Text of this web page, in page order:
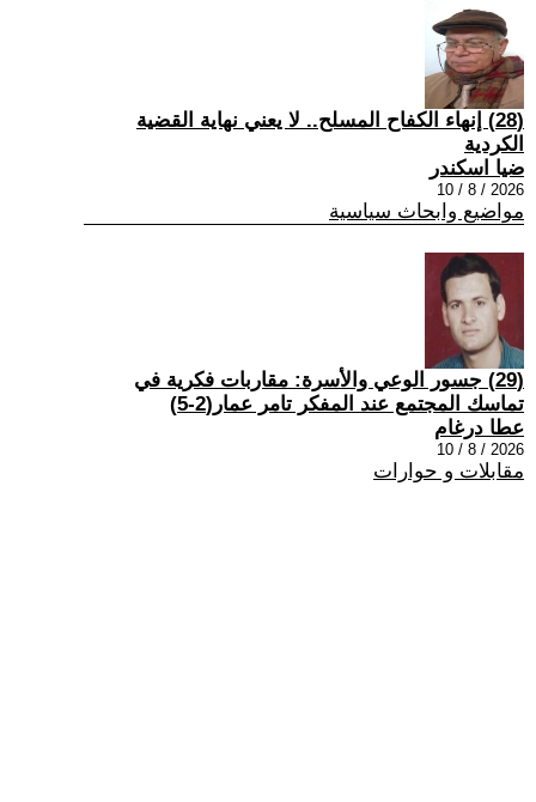
(28) إنهاء الكفاح المسلح.. لا يعني نهاية القضية
الكردية
ضيا اسكندر
2026 / 8 / 10
مواضيع وابحاث سياسية
(29) جسور الوعي والأسرة: مقاربات فكرية في
تماسك المجتمع عند المفكر تامر عمار(2-5)
عطا درغام
2026 / 8 / 10
مقابلات و حوارات